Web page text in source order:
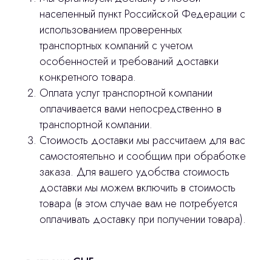
населенный пункт Российской Федерации с
использованием проверенных
транспортных компаний с учетом
особенностей и требований доставки
конкретного товара.
Оплата услуг транспортной компании
оплачивается вами непосредственно в
транспортной компании.
Стоимость доставки мы рассчитаем для вас
самостоятельно и сообщим при обработке
заказа. Для вашего удобства стоимость
доставки мы можем включить в стоимость
товара (в этом случае вам не потребуется
оплачивать доставку при получении товара).
Остались вопросы
оставьте контакты, мы свяжемся и
ответим на все вопросы
© 2024 ЛС Дентал Групп